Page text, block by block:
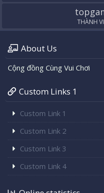
THÀNH
About Us
Cộng đồng Cùng Vui Chơi
Custom Links 1
Custom Link 1
Custom Link 2
Custom Link 3
Custom Link 4